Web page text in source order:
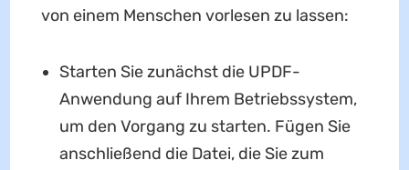
von einem Menschen vorlesen zu lassen:
Starten Sie zunächst die UPDF-
Anwendung auf Ihrem Betriebssystem,
um den Vorgang zu starten. Fügen Sie
anschließend die Datei, die Sie zum